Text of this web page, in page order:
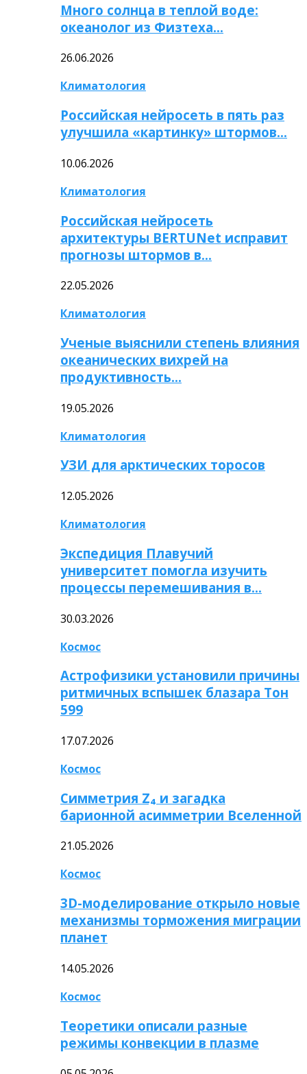
Много солнца в теплой воде:
океанолог из Физтеха…
26.06.2026
Климатология
Российская нейросеть в пять раз
улучшила «картинку» штормов…
10.06.2026
Климатология
Российская нейросеть
архитектуры BERTUNet исправит
прогнозы штормов в…
22.05.2026
Климатология
Ученые выяснили степень влияния
океанических вихрей на
продуктивность…
19.05.2026
Климатология
УЗИ для арктических торосов
12.05.2026
Климатология
Экспедиция Плавучий
университет помогла изучить
процессы перемешивания в…
30.03.2026
Космос
Астрофизики установили причины
ритмичных вспышек блазара Тон
599
17.07.2026
Космос
Симметрия Z₄ и загадка
барионной асимметрии Вселенной
21.05.2026
Космос
3D-моделирование открыло новые
механизмы торможения миграции
планет
14.05.2026
Космос
Теоретики описали разные
режимы конвекции в плазме